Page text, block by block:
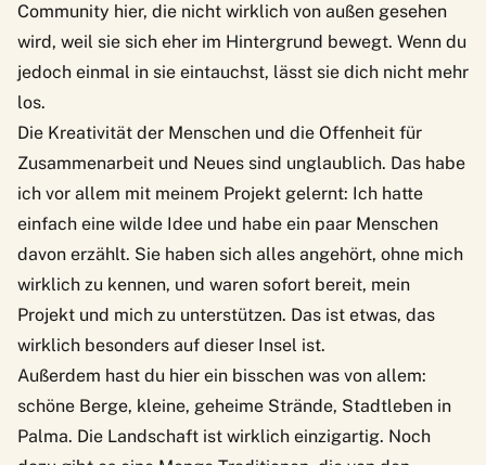
Community hier, die nicht wirklich von außen gesehen
wird, weil sie sich eher im Hintergrund bewegt. Wenn du
jedoch einmal in sie eintauchst, lässt sie dich nicht mehr
los.
Die Kreativität der Menschen und die Offenheit für
Zusammenarbeit und Neues sind unglaublich. Das habe
ich vor allem mit meinem Projekt gelernt: Ich hatte
einfach eine wilde Idee und habe ein paar Menschen
davon erzählt. Sie haben sich alles angehört, ohne mich
wirklich zu kennen, und waren sofort bereit, mein
Projekt und mich zu unterstützen. Das ist etwas, das
wirklich besonders auf dieser Insel ist.
Außerdem hast du hier ein bisschen was von allem:
schöne Berge, kleine, geheime Strände, Stadtleben in
Palma. Die Landschaft ist wirklich einzigartig. Noch